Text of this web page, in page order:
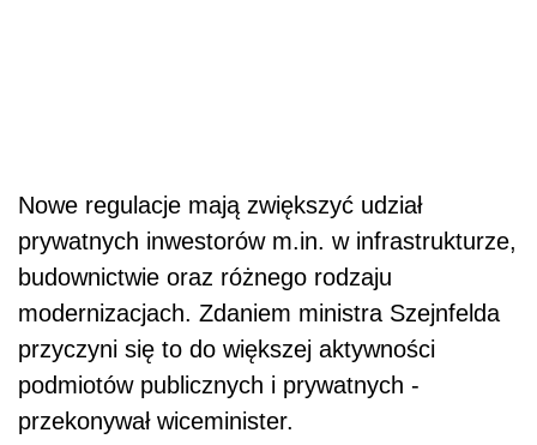
Nowe regulacje mają zwiększyć udział
prywatnych inwestorów m.in. w infrastrukturze,
budownictwie oraz różnego rodzaju
modernizacjach. Zdaniem ministra Szejnfelda
przyczyni się to do większej aktywności
podmiotów publicznych i prywatnych -
przekonywał wiceminister.